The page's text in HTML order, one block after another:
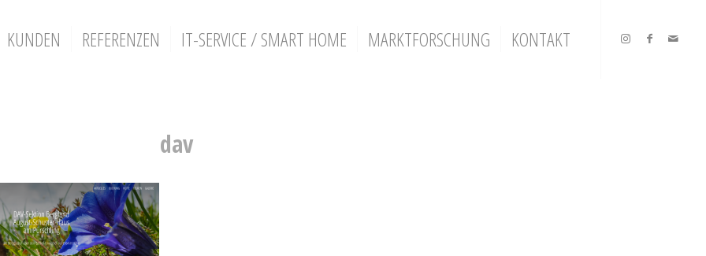
KUNDEN REFERENZEN IT-SERVICE / SMART HOME MARKTFORSCHUNG KONTAKT
dav